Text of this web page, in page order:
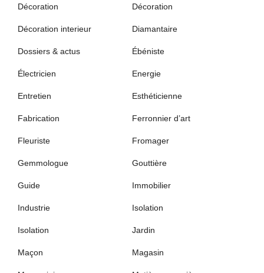
Décoration Décoration
Décoration interieur Diamantaire
Dossiers & actus Ébéniste
Électricien Energie
Entretien Esthéticienne
Fabrication Ferronnier d’art
Fleuriste Fromager
Gemmologue Gouttière
Guide Immobilier
Industrie Isolation
Isolation Jardin
Maçon Magasin